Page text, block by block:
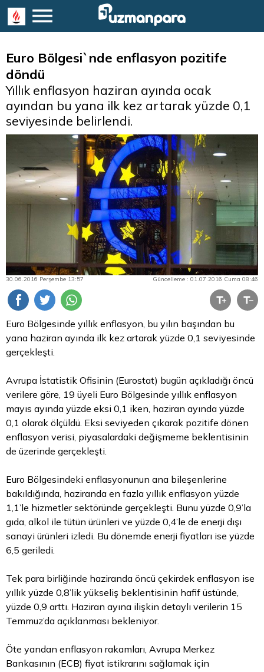
Euro Bölgesi`nde enflasyon pozitife
döndü
Yıllık enflasyon haziran ayında ocak
ayından bu yana ilk kez artarak yüzde 0,1
seviyesinde belirlendi.
30.06.2016 Perşembe 13:57 Güncelleme : 01.07.2016 Cuma 08:46
Euro Bölgesinde yıllık enflasyon, bu yılın başından bu
yana haziran ayında ilk kez artarak yüzde 0,1 seviyesinde
gerçekleşti.
Avrupa İstatistik Ofisinin (Eurostat) bugün açıkladığı öncü
verilere göre, 19 üyeli Euro Bölgesinde yıllık enflasyon
mayıs ayında yüzde eksi 0,1 iken, haziran ayında yüzde
0,1 olarak ölçüldü. Eksi seviyeden çıkarak pozitife dönen
enflasyon verisi, piyasalardaki değişmeme beklentisinin
de üzerinde gerçekleşti.
Euro Bölgesindeki enflasyonunun ana bileşenlerine
bakıldığında, haziranda en fazla yıllık enflasyon yüzde
1,1’le hizmetler sektöründe gerçekleşti. Bunu yüzde 0,9’la
gıda, alkol ile tütün ürünleri ve yüzde 0,4’le de enerji dışı
sanayi ürünleri izledi. Bu dönemde enerji fiyatları ise yüzde
6,5 geriledi.
Tek para birliğinde haziranda öncü çekirdek enflasyon ise
yıllık yüzde 0,8’lik yükseliş beklentisinin hafif üstünde,
yüzde 0,9 arttı. Haziran ayına ilişkin detaylı verilerin 15
Temmuz’da açıklanması bekleniyor.
Öte yandan enflasyon rakamları, Avrupa Merkez
Bankasının (ECB) fiyat istikrarını sağlamak için